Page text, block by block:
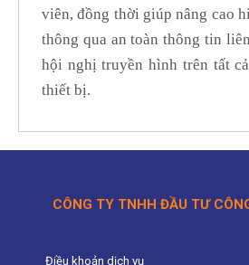
viên, đồng thời giúp nâng cao
thông qua an toàn thông tin
hội nghị truyền hình trên tất
thiết bị.
CÔNG TY TNHH ĐẦU TƯ
Điều khoản dịch vụ